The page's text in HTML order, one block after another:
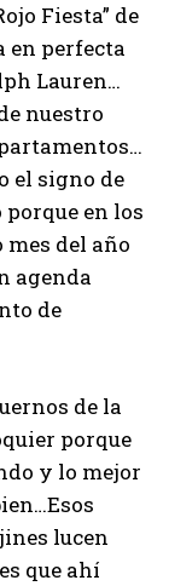
Fiesta” de
en perfecta
Lauren…
nuestro
el signo de
porque en los
mes del año
agenda
de
de la
porque
y lo mejor
lucen
que ahí